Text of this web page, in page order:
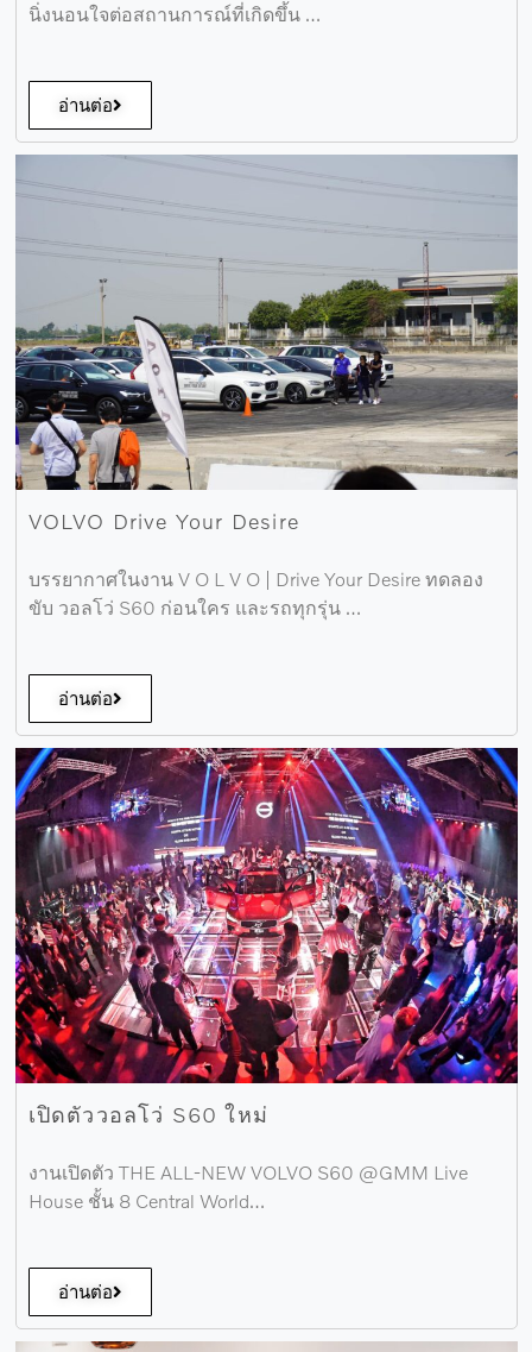
นิ่งนอนใจต่อสถานการณ์ที่เกิดขึ้น …
อ่านต่อ
VOLVO Drive Your Desire
บรรยากาศในงาน V O L V O | Drive Your Desire ทดลอง
ขับ วอลโว่ S60 ก่อนใคร และรถทุกรุ่น …
อ่านต่อ
เปิดตัววอลโว่ S60 ใหม่
งานเปิดตัว THE ALL-NEW VOLVO S60 @GMM Live
House ชั้น 8 Central World…
อ่านต่อ